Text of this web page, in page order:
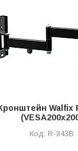
Walfix
R-343B